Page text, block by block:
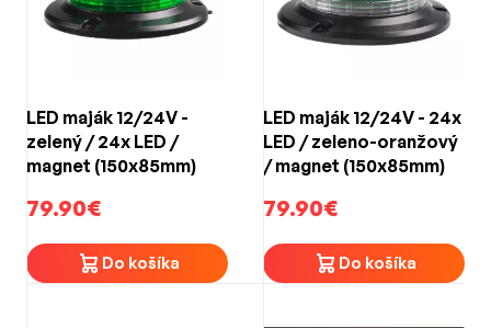
LED maják 12/24V -
zelený / 24x LED /
magnet (150x85mm)
79.90€
Do košíka
LED maják 12/24V - 24x
LED / zeleno-oranžový
/ magnet (150x85mm)
79.90€
Do košíka